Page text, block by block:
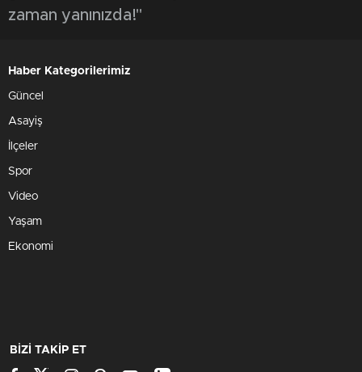
zaman yanınızda!"
Haber Kategorilerimiz
Güncel
Asayiş
İlçeler
Spor
Video
Yaşam
Ekonomi
BİZİ TAKİP ET